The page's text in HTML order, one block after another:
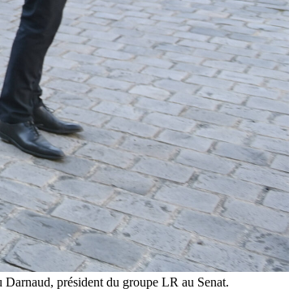
président du groupe LR au Senat.